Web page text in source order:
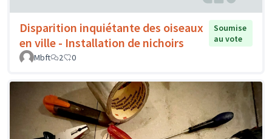
Disparition inquiétante des oiseaux
en ville - Installation de nichoirs
Soumise
au vote
Mbft
2 0